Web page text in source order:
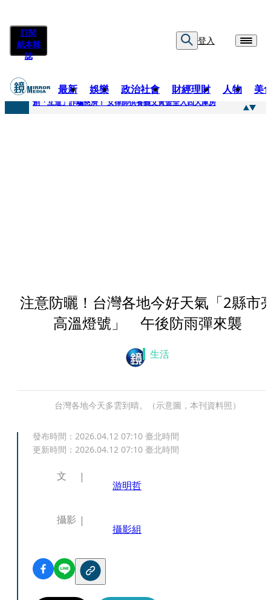
訂閱
紙本雜
誌
登入
最新 娛樂 政治社會 財經理財 人物 美
快訊
創「互道」詐騙慈濟！ 女律師供養義父黃金全入四大庫房
注意防曬！台灣各地今好天氣「2縣市
高溫燈號」 午後防雨彈來襲
生活
台灣各地今天多雲到晴。（示意圖，本刊資料照）
發布時間： 2026.04.12 07:10 臺北時間
更新時間： 2026.04.12 07:10 臺北時間
文
游明哲
攝影
攝影組